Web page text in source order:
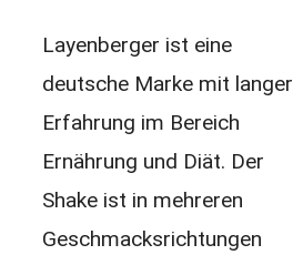
Layenberger ist eine
deutsche Marke mit langer
Erfahrung im Bereich
Ernährung und Diät. Der
Shake ist in mehreren
Geschmacksrichtungen